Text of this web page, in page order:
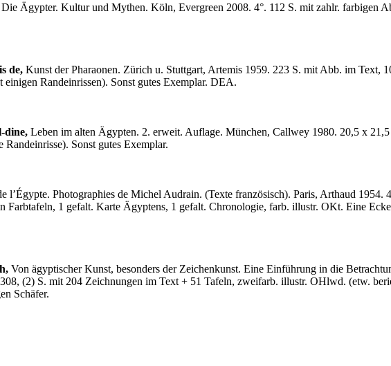
Die Ägypter. Kultur und Mythen. Köln, Evergreen 2008. 4°. 112 S. mit zahlr. farbigen
de, Kunst der Pharaonen. Zürich u. Stuttgart, Artemis 1959. 223 S. mit Abb. im
Randeinrissen). Sonst gutes Exemplar. DEA.
dine, Leben im alten Ägypten. 2. erweit. Auflage. München, Callwey 1980. 20,5 x
Sonst gutes Exemplar.
l’Égypte. Photographies de Michel Audrain. (Texte französisch). Paris, Arthaud
Farbtafeln, 1 gefalt. Karte Ägyptens, 1 gefalt. Chronologie, farb. illustr. OKt. Eine
Von ägyptischer Kunst, besonders der Zeichenkunst. Eine Einführung in die
(2) S. mit 204 Zeichnungen im Text + 51 Tafeln, zweifarb. illustr. OHlwd. (etw.
Schäfer.